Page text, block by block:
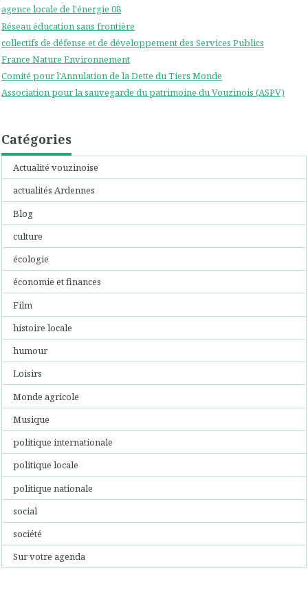
agence locale de l'énergie 08
Réseau éducation sans frontière
collectifs de défense et de développement des Services Publics
France Nature Environnement
Comité pour l'Annulation de la Dette du Tiers Monde
Association pour la sauvegarde du patrimoine du Vouzinois (ASPV)
Catégories
Actualité vouzinoise
actualités Ardennes
Blog
culture
écologie
économie et finances
Film
histoire locale
humour
Loisirs
Monde agricole
Musique
politique internationale
politique locale
politique nationale
social
société
Sur votre agenda